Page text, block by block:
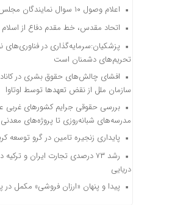
اعلام وصول ۱۰ سوال نمایندگان مجلس از وزرا
اتحاد مقدس، خط مقدم دفاع از
پزشکیان:سرمایه‌گذاری در فناوری‌های
تحریم‌های دشمنان است
افشای چالش‌های حقوق بشری در
سازمان ملل از نقض تعهد‌ها توسط اوتاوا
بررسی حقوقی جرایم کشور‌های غربی
مدرسه‌های شبانه‌روزی تا پروژه‌های معدنی
پایداری زنجیره تامین در گرو توسعه
رشد ۷۳ درصدی تجارت ایران و
دریایی
پیدا و پنهان «ارزان فروشی» مکمل در